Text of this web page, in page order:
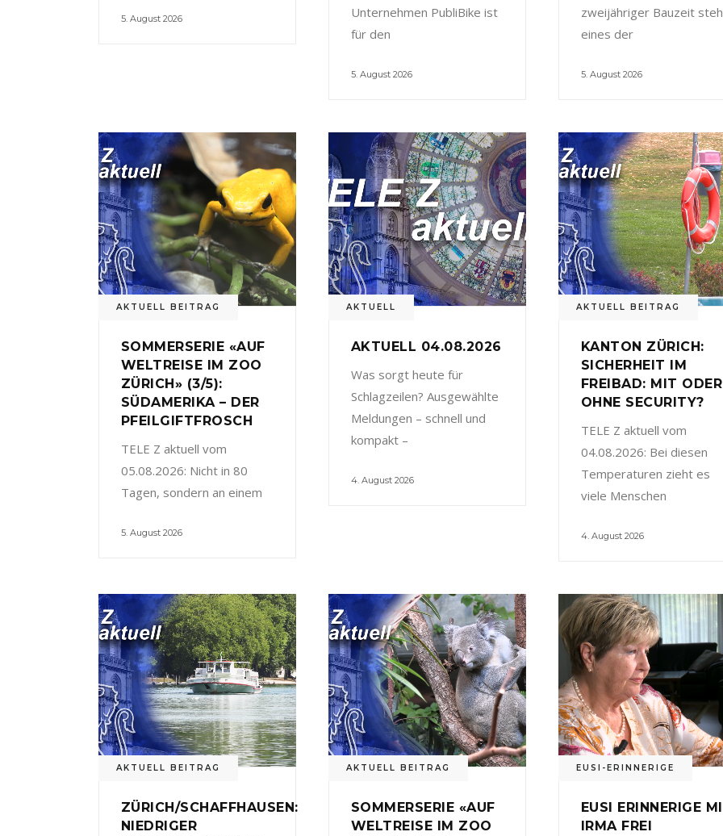
5. August 2026
Unternehmen PubliBike ist
für den
5. August 2026
zweijähriger Bauzeit
eines der
5. August 2026
AKTUELL BEITRAG
SOMMERSERIE «AUF
WELTREISE IM ZOO
ZÜRICH» (3/5):
SÜDAMERIKA – DER
PFEILGIFTFROSCH
TELE Z aktuell vom
05.08.2026: Nicht in 80
Tagen, sondern an einem
5. August 2026
AKTUELL
AKTUELL 04.08.2026
Was sorgt heute für
Schlagzeilen? Ausgewählte
Meldungen – schnell und
kompakt –
4. August 2026
AKTUELL BEITRAG
KANTON ZÜRICH:
SICHERHEIT IM
FREIBAD: MIT ODER
OHNE SECURITY?
TELE Z aktuell vom
04.08.2026: Bei diesen
Temperaturen zieht es
viele Menschen
4. August 2026
AKTUELL BEITRAG
ZÜRICH/SCHAFFHAUSEN:
NIEDRIGER
AKTUELL BEITRAG
SOMMERSERIE «AUF
WELTREISE IM ZOO
EUSI-ERINNERIGE
EUSI ERINNERIGE
IRMA FREI